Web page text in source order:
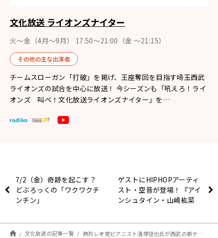
文化放送 ライオンズナイター
火～金（4月〜9月） 17:50～21:00（金 ～21:15）
その他の主な出演者
チームスローガン「打破」を掲げ、王座奪回を目指す埼玉西武
ライオンズの試合を中心に放送！ 今シーズンも「吼えろ！ライ
オンズ 叫べ！文化放送ライオンズナイター」を…
7/2（金）奇跡を起こす？
どぶろっくの「ワクワクチ
ンチン」
ゲストにHIPHOPアーティ
スト・空音が登場！『アイ
ンシュタイン・山崎紘菜
文化放送の記事一覧 熱烈レオ党ピアニスト清塚信也氏が西武の新テーマ曲制作！始球式＆生演奏も(ライオンズナイター)